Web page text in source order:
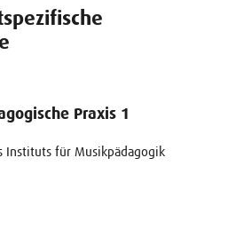
Praxis 1
Instituts für Musikpädagogik